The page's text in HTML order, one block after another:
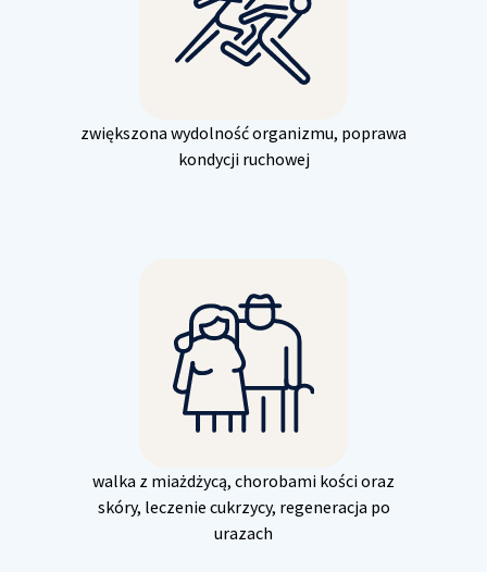
zwiększona wydolność organizmu, poprawa
kondycji ruchowej
walka z miażdżycą, chorobami kości oraz
skóry, leczenie cukrzycy, regeneracja po
urazach